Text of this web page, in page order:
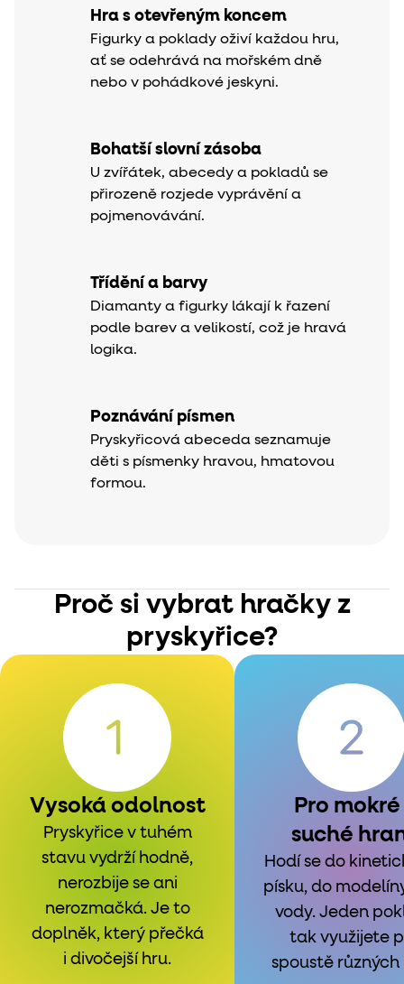
Hra s otevřeným koncem
Figurky a poklady oživí každou hru,
ať se odehrává na mořském dně
nebo v pohádkové jeskyni.
Bohatší slovní zásoba
U zvířátek, abecedy a pokladů se
přirozeně rozjede vyprávění a
pojmenovávání.
Třídění a barvy
Diamanty a figurky lákají k řazení
podle barev a velikostí, což je hravá
logika.
Poznávání písmen
Pryskyřicová abeceda seznamuje
děti s písmenky hravou, hmatovou
formou.
Proč si vybrat hračky z
pryskyřice?
Vysoká odolnost
Pryskyřice v tuhém
stavu vydrží hodně,
nerozbije se ani
nerozmačká. Je to
doplněk, který přečká
i divočejší hru.
Pro mokré
suché
Hodí se do
písku, do
vody. Jeden
tak využijete
spoustě různých